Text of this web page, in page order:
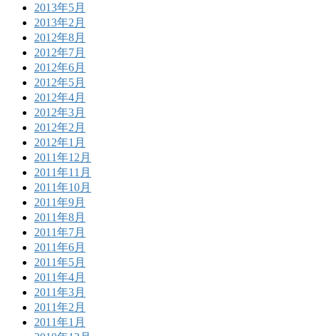
2013年5月
2013年2月
2012年8月
2012年7月
2012年6月
2012年5月
2012年4月
2012年3月
2012年2月
2012年1月
2011年12月
2011年11月
2011年10月
2011年9月
2011年8月
2011年7月
2011年6月
2011年5月
2011年4月
2011年3月
2011年2月
2011年1月